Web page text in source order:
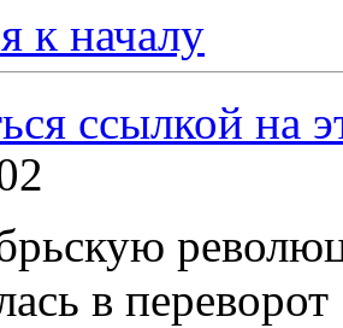
к началу
в переворот